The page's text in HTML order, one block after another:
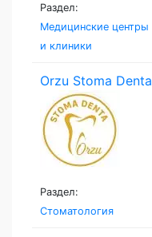
Раздел:
Медицинские центры
и клиники
Orzu Stoma Denta
Раздел:
Стоматология